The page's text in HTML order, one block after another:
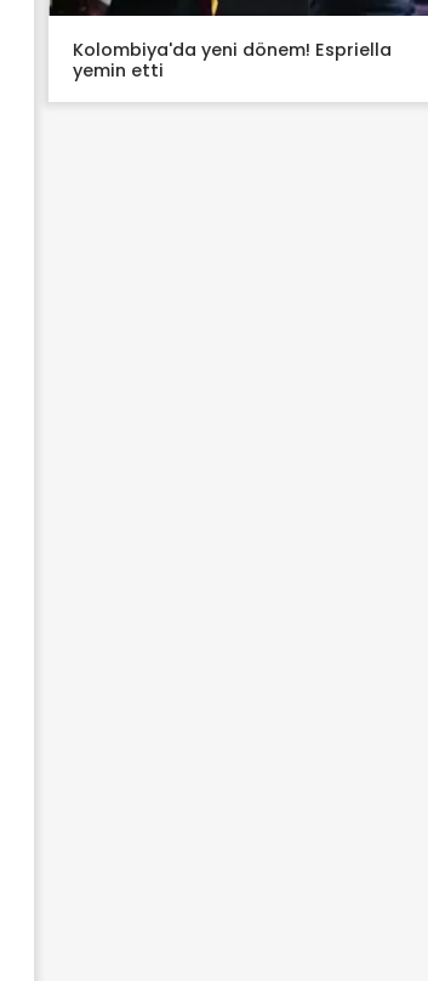
Kolombiya'da yeni dönem! Espriella
yemin etti